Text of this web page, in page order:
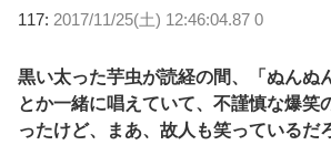
117: 2017/11/25(土) 12:46:04.87 0
黒い太った芋虫が読経の間、「ぬんぬ
とか一緒に唱えていて、不謹慎な爆笑
ったけど、まあ、故人も笑っているだ